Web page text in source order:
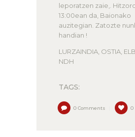
leporatzen zaie,.
13:00ean da, Baionako
auzitegian. Zatozte
handian !
LURZAINDIA, OSTIA,
NDH
TAGS:
0 Comments 0